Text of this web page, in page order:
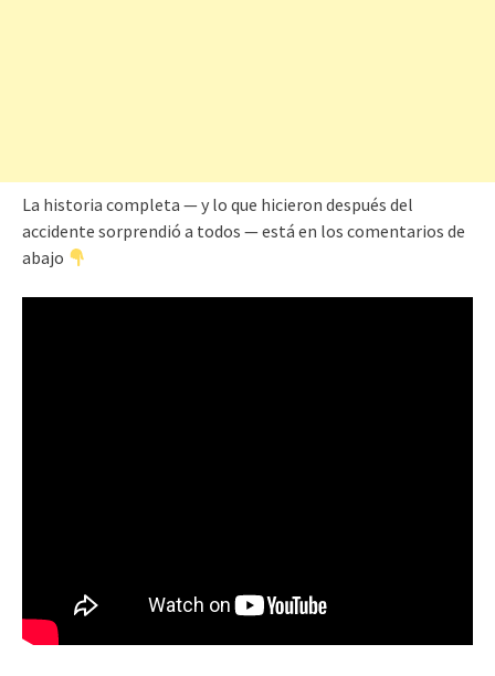
La historia completa — y lo que hicieron después del
accidente sorprendió a todos — está en los comentarios de
abajo